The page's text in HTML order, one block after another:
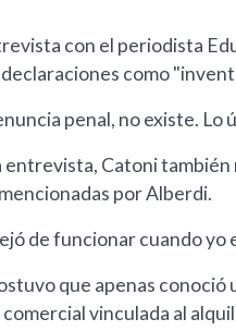
con el periodista
como
penal, no existe. Lo
entrevista, Catoni
por Alberdi.
de funcionar cuando yo
que apenas conoció
vinculada al